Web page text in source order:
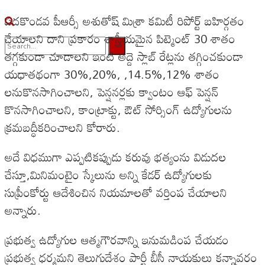
No Result
View All Result
పదకొండవ పీఆర్సీ అశుతోష్ మిశ్రా కమిటీ రిపోర్ట్ బహిర్గతం
చేయాలని దాని ప్రకారం శాస్త్రీయమైన పిట్మెంట్ 30 శాతం
తగ్గకుండా చూడాలని ఇంటి అద్దె స్లాబ్ రేట్లను తగ్గించకుండా
యధాతథంగా 30%,20%, ,14.5%,12% శాతం
లనుకొనసాగించాలని, పెన్షనర్లకు క్వాంటం ఆఫ్ పెన్షన్
కొనసాగించాలని, కాంట్రాక్టు, ఔట్ సోర్సింగ్ ఉద్యోగులను
క్రమబద్ధీకరించాలని కోరారు.
అదే విధముగా ఎప్పటికప్పుడు కరువు భత్యంను విడుదల
చేస్తూ,మినిమంటైం స్కేలును అన్ని కేడర్ ఉద్యోగులకు
సుప్రీంకోర్టు ఆదేశించిన నియమాలతో వర్తింప చేయాలని
అన్నారు.
ప్రభుత్వ ఉద్యోగుల ఆత్మగౌరవాన్ని ఇనుమడింప చేయడం
ప్రభుత్వ ధర్మమని తెలుగుదేశం పార్టీ బీసీ నాయకులు కన్నావరం